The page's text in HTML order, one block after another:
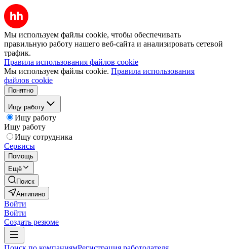
Мы используем файлы cookie, чтобы обеспечивать
правильную работу нашего веб-сайта и анализировать сетевой
трафик.
Правила использования файлов cookie
Мы используем файлы cookie. Правила использования
файлов cookie
Понятно
Ищу работу
Ищу работу
Ищу работу
Ищу сотрудника
Сервисы
Помощь
Ещё
Поиск
Антипино
Войти
Войти
Создать резюме